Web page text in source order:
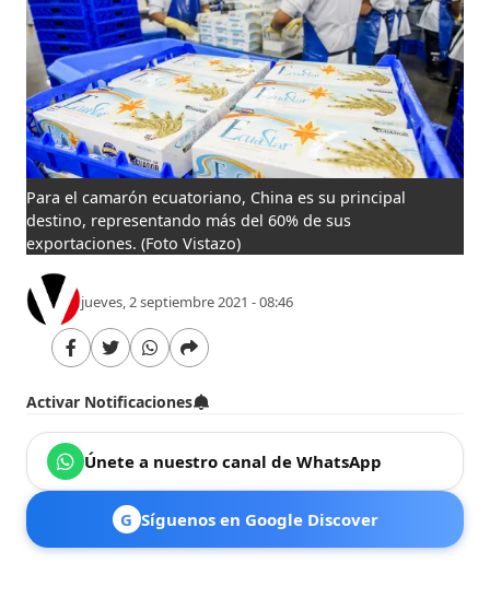
Para el camarón ecuatoriano, China es su principal
destino, representando más del 60% de sus
exportaciones. (Foto Vistazo)
jueves, 2 septiembre 2021 - 08:46
Activar Notificaciones
Únete a nuestro canal de WhatsApp
G Síguenos en Google Discover